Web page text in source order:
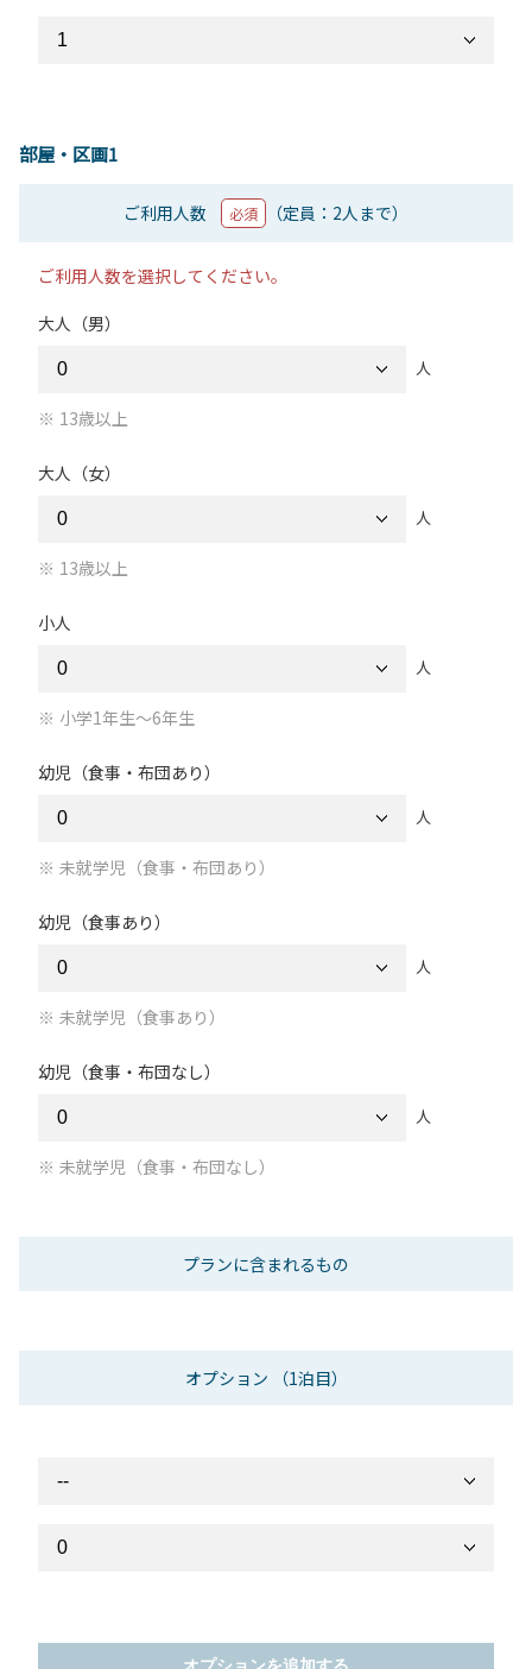
部屋・区画1
ご利用人数 必須 （定員：2人まで）
ご利用人数を選択してください。
大人（男）
人
13歳以上
大人（女）
人
13歳以上
小人
人
小学1年生～6年生
幼児（食事・布団あり）
人
未就学児（食事・布団あり）
幼児（食事あり）
人
未就学児（食事あり）
幼児（食事・布団なし）
人
未就学児（食事・布団なし）
プランに含まれるもの
オプション （1泊目）